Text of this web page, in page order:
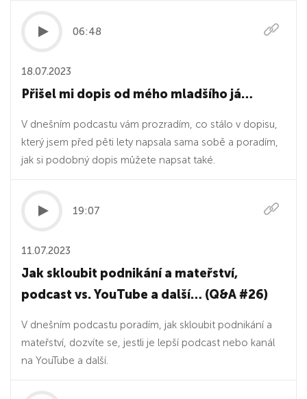
06:48
18.07.2023
Přišel mi dopis od mého mladšího já…
V dnešním podcastu vám prozradím, co stálo v dopisu,
který jsem před pěti lety napsala sama sobě a poradím,
jak si podobný dopis můžete napsat také.
19:07
11.07.2023
Jak skloubit podnikání a mateřství,
podcast vs. YouTube a další… (Q&A #26)
V dnešním podcastu poradím, jak skloubit podnikání a
mateřství, dozvíte se, jestli je lepší podcast nebo kanál
na YouTube a další.